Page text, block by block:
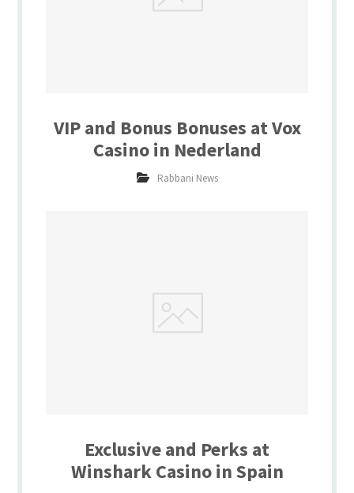
VIP and Bonus Bonuses at Vox
Casino in Nederland
Rabbani News
Exclusive and Perks at
Winshark Casino in Spain